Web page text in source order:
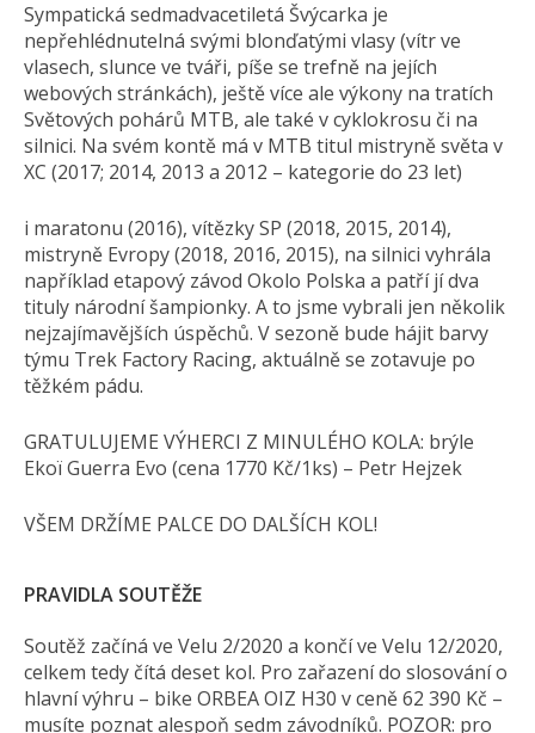
Sympatická sedmadvacetiletá Švýcarka je
nepřehlédnutelná svými blonďatými vlasy (vítr ve
vlasech, slunce ve tváři, píše se trefně na jejích
webových stránkách), ještě více ale výkony na tratích
Světových pohárů MTB, ale také v cyklokrosu či na
silnici. Na svém kontě má v MTB titul mistryně světa v
XC (2017; 2014, 2013 a 2012 – kategorie do 23 let)
i maratonu (2016), vítězky SP (2018, 2015, 2014),
mistryně Evropy (2018, 2016, 2015), na silnici vyhrála
například etapový závod Okolo Polska a patří jí dva
tituly národní šampionky. A to jsme vybrali jen několik
nejzajímavějších úspěchů. V sezoně bude hájit barvy
týmu Trek Factory Racing, aktuálně se zotavuje po
těžkém pádu.
GRATULUJEME VÝHERCI Z MINULÉHO KOLA: brýle
Ekoï Guerra Evo (cena 1770 Kč/1ks) – Petr Hejzek
VŠEM DRŽÍME PALCE DO DALŠÍCH KOL!
PRAVIDLA SOUTĚŽE
Soutěž začíná ve Velu 2/2020 a končí ve Velu 12/2020,
celkem tedy čítá deset kol. Pro zařazení do slosování o
hlavní výhru – bike ORBEA OIZ H30 v ceně 62 390 Kč –
musíte poznat alespoň sedm závodníků. POZOR: pro